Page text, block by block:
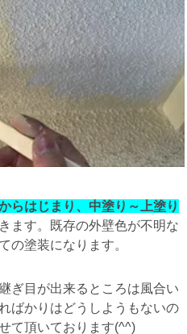
らはじまり、中塗り～上塗り
ます。既存の外壁色が不明な
の塗装になります。
ぎ目が出来るところは風合い
ばかりはどうしようもないの
て頂いております(^^)